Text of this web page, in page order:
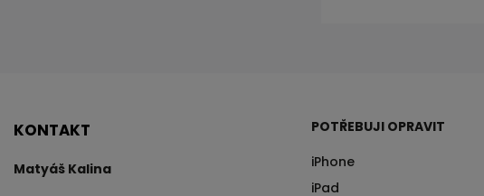
KONTAKT
Matyáš Kalina
POTŘEBUJI OPRAVIT
iPhone
iPad